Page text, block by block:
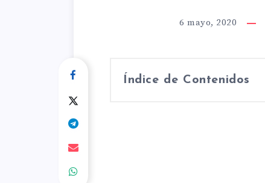
6 mayo, 2020
Índice de Contenidos